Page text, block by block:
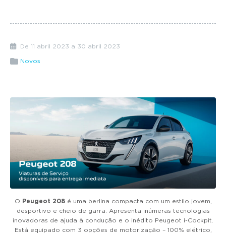
n
i
o
t
t
De 11 abril 2023 a 30 abril 2023
Novos
O Peugeot 208é uma berlina compacta com um estilo jovem,
desportivo e cheio de garra. Apresenta inúmeras tecnologias
inovadoras de ajuda à condução e o inédito Peugeot i-Cockpit.
Está equipado com 3 opções de motorização – 100% elétrico,